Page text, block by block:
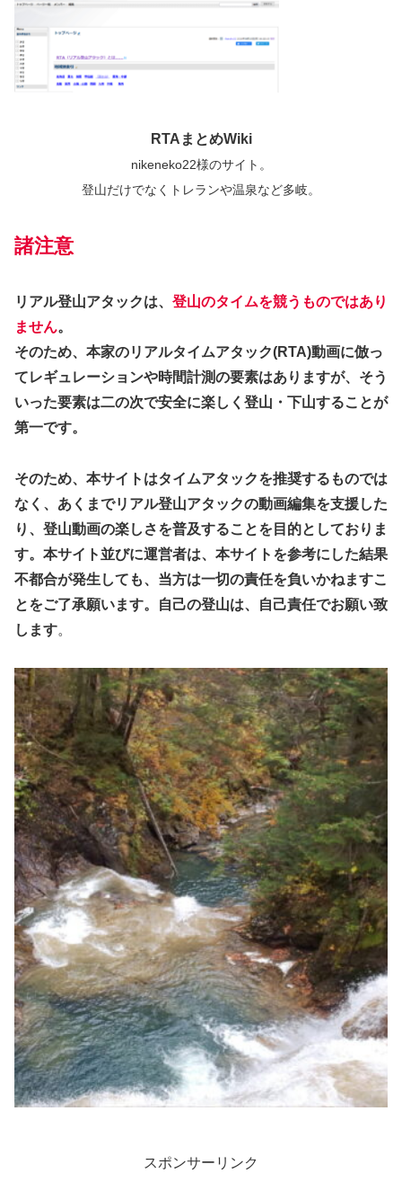
RTAまとめWiki
nikeneko22様のサイト。
登山だけでなくトレランや温泉など多岐。
諸注意
リアル登山アタックは、 登山のタイムを競うものではあり
ません。
そのため、本家のリアルタイムアタック(RTA)動画に倣っ
てレギュレーションや時間計測の要素はありますが、そう
いった要素は二の次で安全に楽しく登山・下山することが
第一です。
そのため、本サイトはタイムアタックを推奨するものでは
なく、あくまでリアル登山アタックの動画編集を支援した
り、登山動画の楽しさを普及することを目的としておりま
す。 本サイト並びに運営者は、本サイトを参考にした結果
不都合が発生しても、当方は一切の責任を負いかねますこ
とをご了承願います。自己の登山は、自己責任でお願い致
します。
スポンサーリンク